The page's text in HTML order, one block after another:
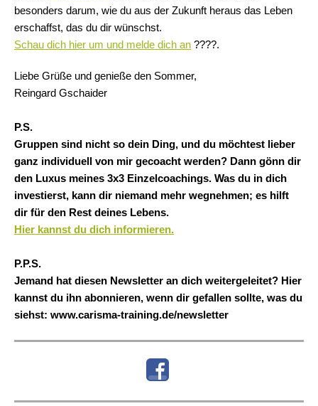
besonders darum, wie du aus der Zukunft heraus das Leben
erschaffst, das du dir wünschst.
Schau dich hier um und melde dich an ????.
Liebe Grüße und genieße den Sommer,
Reingard Gschaider
P.S.
Gruppen sind nicht so dein Ding, und du möchtest lieber
ganz individuell von mir gecoacht werden? Dann gönn dir
den Luxus meines 3x3 Einzelcoachings. Was du in dich
investierst, kann dir niemand mehr wegnehmen; es hilft
dir für den Rest deines Lebens.
Hier kannst du dich informieren.
P.P.S.
Jemand hat diesen Newsletter an dich weitergeleitet? Hier
kannst du ihn abonnieren, wenn dir gefallen sollte, was du
siehst: www.carisma-training.de/newsletter